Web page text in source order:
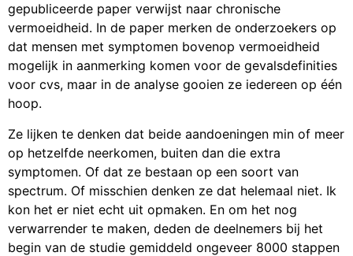
gepubliceerde paper verwijst naar chronische
vermoeidheid. In de paper merken de onderzoekers op
dat mensen met symptomen bovenop vermoeidheid
mogelijk in aanmerking komen voor de gevalsdefinities
voor cvs, maar in de analyse gooien ze iedereen op één
hoop.
Ze lijken te denken dat beide aandoeningen min of meer
op hetzelfde neerkomen, buiten dan die extra
symptomen. Of dat ze bestaan op een soort van
spectrum. Of misschien denken ze dat helemaal niet. Ik
kon het er niet echt uit opmaken. En om het nog
verwarrender te maken, deden de deelnemers bij het
begin van de studie gemiddeld ongeveer 8000 stappen